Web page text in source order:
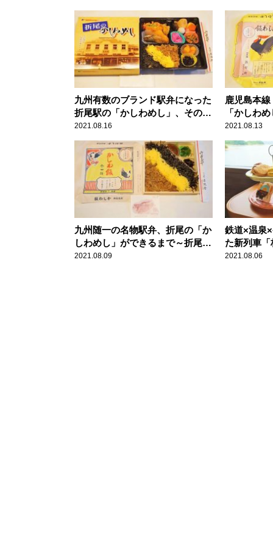
九州有数のブランド駅弁になった
折尾駅の「かしわめし」、その美
味しさの秘密とは？
2021.08.16
鹿児島本
「かしわ
2021.08.13
九州随一の名物駅弁、折尾の「か
しわめし」ができるまで～折尾駅
弁・東筑軒
2021.08.09
鉄道×温泉
た新列車
号」に乗っ
2021.08.06